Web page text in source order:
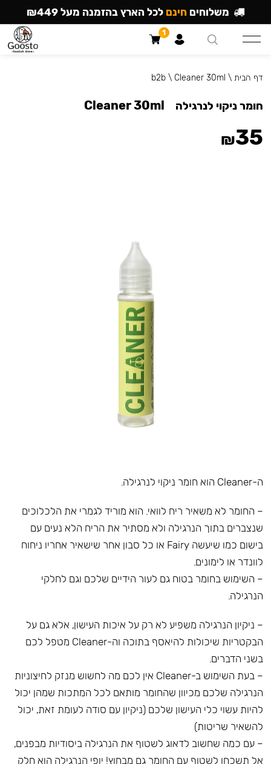
ה-Cleaner הוא חומר ניקוי לנרגילה.
– החומר לא משאיר ריח לוואי. הוא מוריד לגמרי את הלכלוכים
שנצברים בתוך הנרגילה ולא מסתיר את הריח הלא נעים עם
בישום כמו שיעשה Fairy או כל סבון אחר שישאיר אחריו ניחוח
לוונדר או לימונים.
– השימוש בחומר בטוח גם לעור הידיים שלכם וגם לחלקי
הנרגילה.
– ניקיון הנרגילה משפיע לא רק על איכות העישון, אלא גם על
הבקטריות שיכולות להיאסף בתוכה וה-Cleaner מטפל לכם
בשני הדברים.
– בעת השימוש ב-Cleaner אין לכם מה לחשוש מנזק לחיצוניות
הנרגילה שלכם מכיוון שהחומר מותאם לכל המתכות שמהן יכול
להיות עשוי כלי העישון שלכם (ניקיון עם סודה לעומת זאת, יכול
להשאיר שריטות)
– עם כמה שחשוב לדאוג לשטוף את הנרגילה ביסודיות מבפנים,
אל תשכחו לשטוף עם החומר גם מבחוץ! יופי הנרגילה הוא חלק
דף הבית \
b2b\ Cleaner 30ml
חומר ניקוי לנרגילה Cleaner 30ml
₪35
משלוחים חינם לכל הארץ בהזמנה מעל ₪449
1